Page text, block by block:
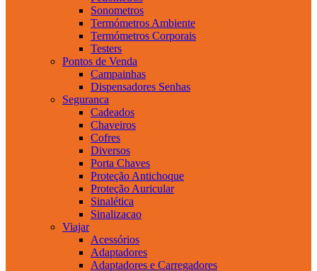
Sonometros
Termómetros Ambiente
Termómetros Corporais
Testers
Pontos de Venda
Campainhas
Dispensadores Senhas
Seguranca
Cadeados
Chaveiros
Cofres
Diversos
Porta Chaves
Proteção Antichoque
Proteção Auricular
Sinalética
Sinalizacao
Viajar
Acessórios
Adaptadores
Adaptadores e Carregadores